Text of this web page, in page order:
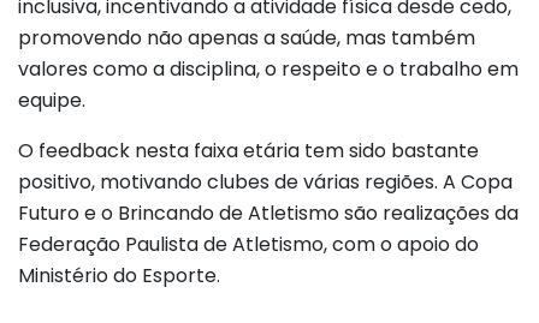
inclusiva, incentivando a atividade física desde cedo,
promovendo não apenas a saúde, mas também
valores como a disciplina, o respeito e o trabalho em
equipe.
O feedback nesta faixa etária tem sido bastante
positivo, motivando clubes de várias regiões. A Copa
Futuro e o Brincando de Atletismo são realizações da
Federação Paulista de Atletismo, com o apoio do
Ministério do Esporte.